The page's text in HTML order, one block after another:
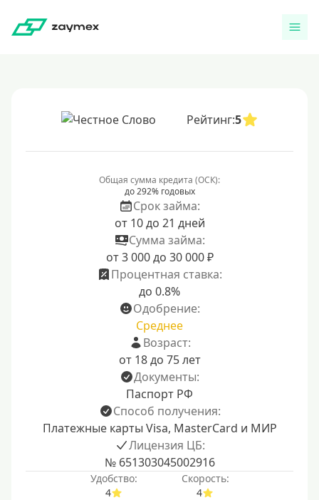
Рейтинг:5
Общая сумма кредита (ОСК):
до 292% годовых
Срок займа:
от 10 до 21 дней
Сумма займа:
от 3 000 до 30 000 ₽
Процентная ставка:
до 0.8%
Одобрение:
Среднее
Возраст:
от 18 до 75 лет
Документы:
Паспорт РФ
Способ получения:
Платежные карты Visa, MasterCard и МИР
Лицензия ЦБ:
№ 651303045002916
Удобство:
4
Скорость:
4